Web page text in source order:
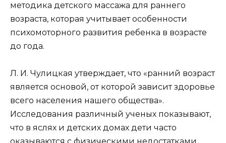
методика детского массажа для раннего
возраста, которая учитывает особенности
психомоторного развития ребенка в возрасте
до года.
Л. И. Чулицкая утверждает, что «ранний возраст
является основой, от которой зависит здоровье
всего населения нашего общества».
Исследования различный ученых показывают,
что в яслях и детских домах дети часто